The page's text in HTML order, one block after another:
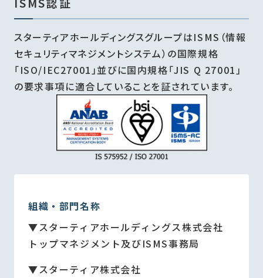
スターティアホールディングスグループはISMS（情報
セキュリティマネジメントシステム）の国際規格
「ISO/IEC27001」並びに国内規格「JIS Q 27001」
の要求事項に適合していることを証されています。
組織・部門名称
▼スターティアホールディングス株式会社
トップマネジメント及びISMS事務局
▼スターティア株式会社